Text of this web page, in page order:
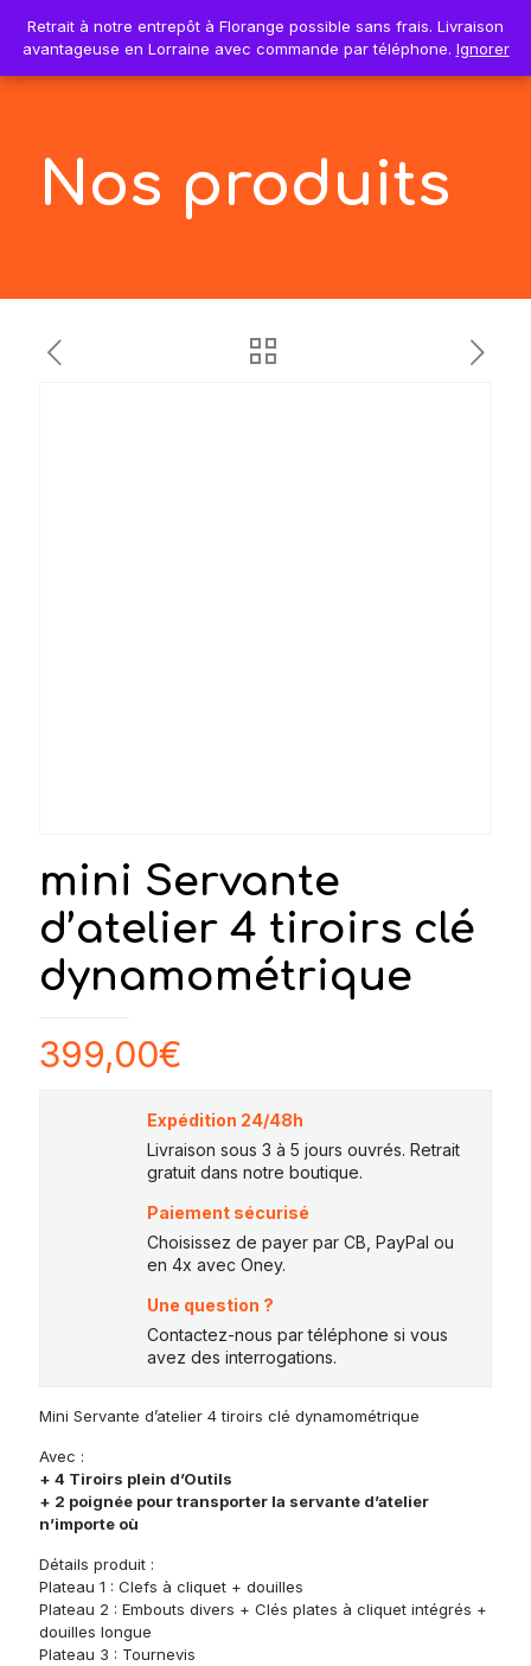
0 0,00€
Nos produits
mini Servante
d’atelier 4 tiroirs clé
dynamométrique
399,00€
Expédition 24/48h
Livraison sous 3 à 5 jours ouvrés. Retrait
gratuit dans notre boutique.
Paiement sécurisé
Choisissez de payer par CB, PayPal ou
en 4x avec Oney.
Une question ?
Contactez-nous par téléphone si vous
avez des interrogations.
Mini Servante d’atelier 4 tiroirs clé dynamométrique
Avec :
+ 4 Tiroirs plein d’Outils
+ 2 poignée pour transporter la servante d’atelier
n’importe où
Détails produit :
Plateau 1 : Clefs à cliquet + douilles
Plateau 2 : Embouts divers + Clés plates à cliquet intégrés +
douilles longue
Plateau 3 : Tournevis
Retrait à notre entrepôt à Florange possible sans frais. Livraison
avantageuse en Lorraine avec commande par téléphone. Ignorer
Retrait à notre entrepôt à Florange possible sans frais. Livraison
avantageuse en Lorraine avec commande par téléphone. Ignorer